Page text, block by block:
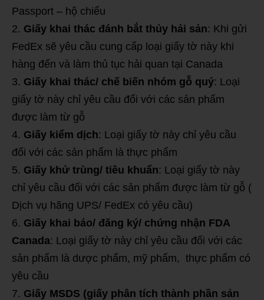
Passport – hộ chiếu
Giấy khai thác đánh bắt thủy hải sản: Khi gửi
FedEx sẽ yêu cầu cung cấp loại giấy tờ này khi
hàng đến và làm thủ tục hải quan tại Canada
Giấy khai thác/ chế biến nhóm gỗ quý: Loại
giấy tờ này chỉ yêu cầu đối với các sản phẩm
được làm từ gỗ
Giấy kiểm dịch: Loại giấy tờ này chỉ yêu cầu
đối với các sản phẩm là thực phẩm
Giấy khử trùng/ tiêu khuẩn: Loại giấy tờ này
chỉ yêu cầu đối với các sản phẩm được làm từ gỗ (
Dịch vụ hãng UPS/ FedEx có yêu cầu)
Giấy khai báo/ đăng ký/ chứng nhận FDA
Canada: Loại giấy tờ này chỉ yêu cầu đối với các
sản phẩm là dược phẩm, mỹ phẩm, thực phẩm có
yêu cầu
Giấy MSDS (giấy phân tích thành phần sản